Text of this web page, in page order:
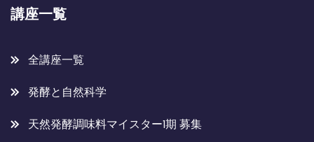
講座一覧
全講座一覧
発酵と自然科学
天然発酵調味料マイスター1期 募集